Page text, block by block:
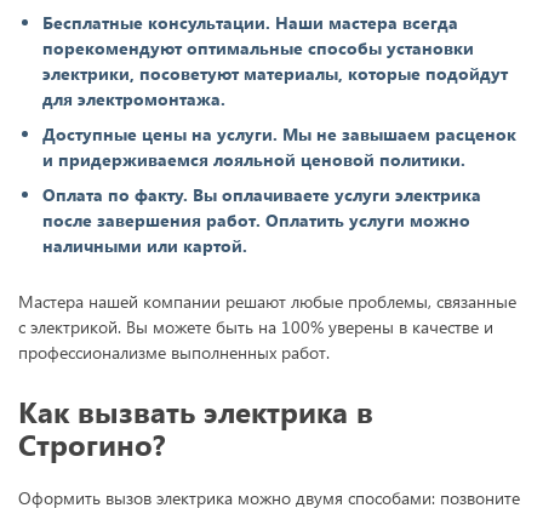
Бесплатные консультации. Наши мастера всегда
порекомендуют оптимальные способы установки
электрики, посоветуют материалы, которые подойдут
для электромонтажа.
Доступные цены на услуги. Мы не завышаем расценок
и придерживаемся лояльной ценовой политики.
Оплата по факту. Вы оплачиваете услуги электрика
после завершения работ. Оплатить услуги можно
наличными или картой.
Мастера нашей компании решают любые проблемы, связанные
с электрикой. Вы можете быть на 100% уверены в качестве и
профессионализме выполненных работ.
Как вызвать электрика в
Строгино?
Оформить вызов электрика можно двумя способами: позвоните